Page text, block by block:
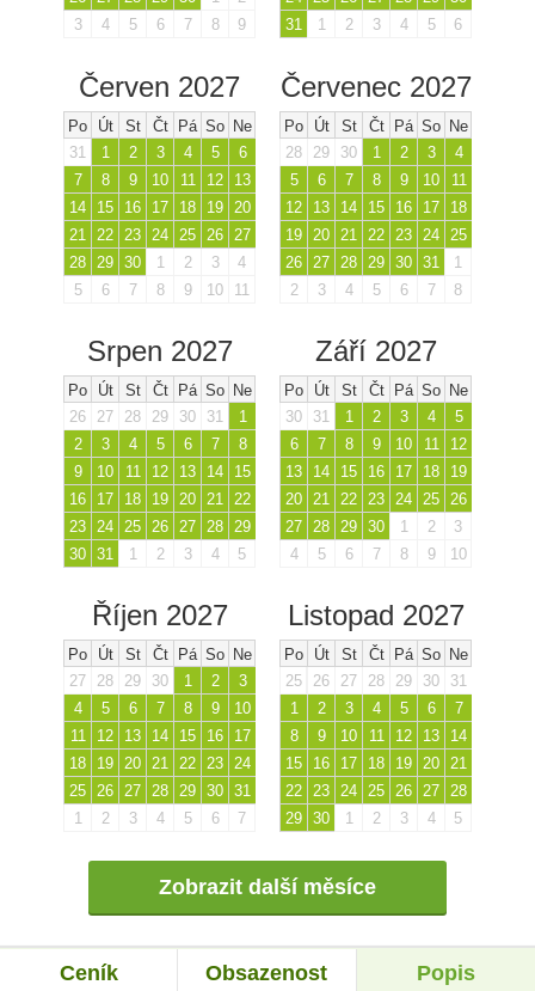
3
4 5 6 7 8 9
31
1 2 3 4 5 6
Červen 2027
Po Út St Čt Pá So Ne
31
1 2 3 4 5
6
7
8 9 10 11 12
13
14
15 16 17 18 19
20
21
22 23 24 25 26
27
28
29 30 1 2 3
4
5
6 7 8 9 10 11
Červenec 2027
Po Út St Čt Pá So Ne
28
29 30 1 2 3
4
5
6 7 8 9 10
11
12
13 14 15 16 17
18
19
20 21 22 23 24
25
26
27 28 29 30 31
1
2
3 4 5 6 7 8
Srpen 2027
Po Út St Čt Pá So Ne
26
27 28 29 30 31
1
2
3 4 5 6 7
8
9
10 11 12 13 14
15
16
17 18 19 20 21 22
23 24 25 26 27 28 29
30 31 1 2 3 4 5
Září 2027
Po Út St Čt Pá So Ne
30
31 1 2 3 4
5
6
7 8 9 10 11
12
13
14 15 16 17 18
19
20 21 22 23 24 25 26
27 28 29 30 1 2
3
4
5 6 7 8 9 10
Říjen 2027
Po Út St Čt Pá So Ne
27
28 29 30 1 2
3
4
5 6 7 8 9
10
11
12 13 14 15 16
17
18
19 20 21 22 23 24
25 26 27 28 29 30 31
1
2 3 4 5 6 7
Listopad 2027
Po Út St Čt Pá So Ne
25
26 27 28 29 30
31
1
2 3 4 5 6
7
8
9 10 11 12 13
14
15
16 17 18 19 20 21
22 23 24 25 26 27 28
29 30 1 2 3 4 5
Zobrazit další měsíce
Ceník Obsazenost Popis